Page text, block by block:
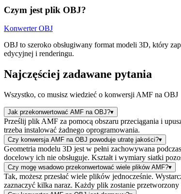
Czym jest plik OBJ?
Konwerter OBJ
OBJ to szeroko obsługiwany format modeli 3D, który
edycyjnej i renderingu.
Najczęściej zadawane pytania
Wszystko, co musisz wiedzieć o konwersji AMF na OBJ
Jak przekonwertować AMF na OBJ?▾
Prześlij plik AMF za pomocą obszaru przeciągania i
trzeba instalować żadnego oprogramowania.
Czy konwersja AMF na OBJ powoduje utratę jakości?▾
Geometria modelu 3D jest w pełni zachowywana
docelowy ich nie obsługuje. Kształt i wymiary siatki
Czy mogę wsadowo przekonwertować wiele plików AMF?▾
Tak, możesz przesłać wiele plików jednocześnie.
zaznaczyć kilka naraz. Każdy plik zostanie przetworzony